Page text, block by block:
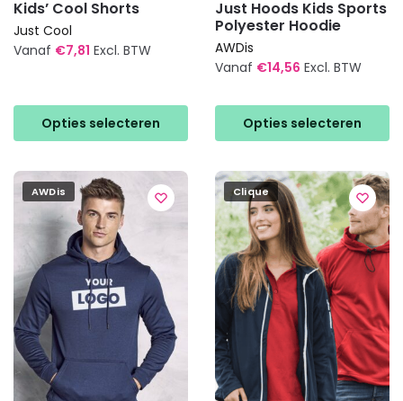
Kids’ Cool Shorts
Just Cool
Vanaf €7,81 Excl. BTW
Opties selecteren
product
heeft
meerdere
variaties.
Deze
optie
gekozen
worden
op
de
productpagina
Just Hoods Kids Sports
Polyester Hoodie
AWDis
Vanaf €14,56 Excl. BTW
Opties selecteren
product
heeft
variaties.
Deze
optie
kan
gekozen
worden
op
de
productpagina
AWDis Clique